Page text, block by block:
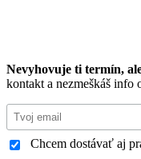
Nevyhovuje ti termín,
kontakt a nezmeškáš info
Chcem dostávať aj